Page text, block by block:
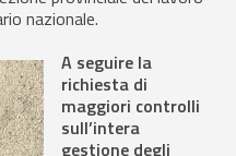
nazionale.
A seguire la
richiesta di
maggiori controlli
sull’intera
gestione degli